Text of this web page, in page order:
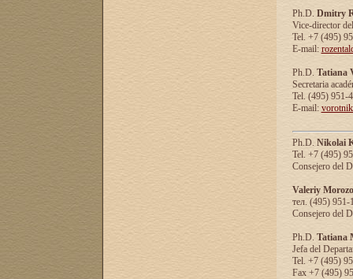
Ph.D. Dmitry
Vice-director
Tel. +7 (495)
E-mail:
Ph.D. Tatiana
Secretaria
Tel. (495) 951-
E-mail:
Ph.D. Nikolai
Tel. +7 (495)
Consejero del
Valeriy
тел. (495) 951-
Consejero del
Ph.D. Tatiana
Jefa del
Tel. +7 (495)
Fax +7 (495)